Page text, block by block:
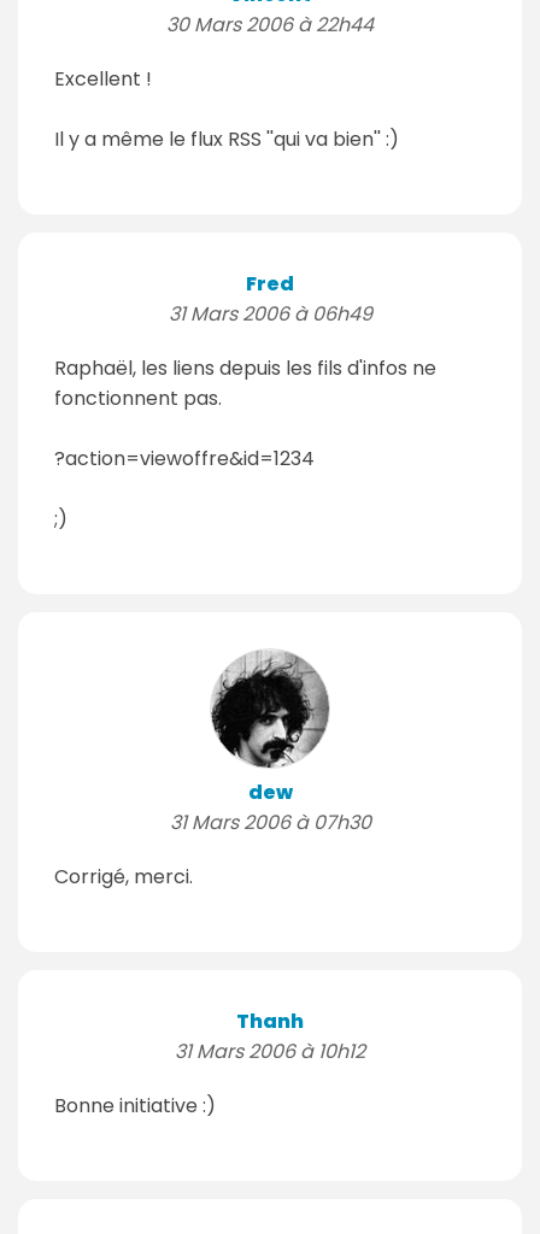
30 Mars 2006 à 22h44
Excellent !
Il y a même le flux RSS ''qui va bien'' :)
Fred
31 Mars 2006 à 06h49
Raphaël, les liens depuis les fils d'infos ne
fonctionnent pas.
?action=viewoffre&id=1234
;)
dew
31 Mars 2006 à 07h30
Corrigé, merci.
Thanh
31 Mars 2006 à 10h12
Bonne initiative :)